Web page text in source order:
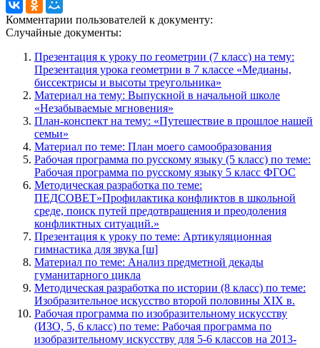
Комментарии пользователей к документу:
Случайные документы:
Презентация к уроку по геометрии (7 класс) на тему:
Презентация урока геометрии в 7 классе «Медианы,
биссектрисы и высоты треугольника»
Материал на тему: Выпускной в начальной школе
«Незабываемые мгновения»
План-конспект на тему: «Путешествие в прошлое нашей
семьи»
Материал по теме: План моего самообразования
Рабочая программа по русскому языку (5 класс) по теме:
Рабочая программа по русскому языку 5 класс ФГОС
Методическая разработка по теме:
ПЕДСОВЕТ»Профилактика конфликтов в школьной
среде, поиск путей предотвращения и преодоления
конфликтных ситуаций.»
Презентация к уроку по теме: Артикуляционная
гимнастика для звука [ш]
Материал по теме: Анализ предметной декады
гуманитарного цикла
Методическая разработка по истории (8 класс) по теме:
Изобразительное искусство второй половины XIX в.
Рабочая программа по изобразительному искусству
(ИЗО, 5, 6 класс) по теме: Рабочая программа по
изобразительному искусству для 5-6 классов на 2013-